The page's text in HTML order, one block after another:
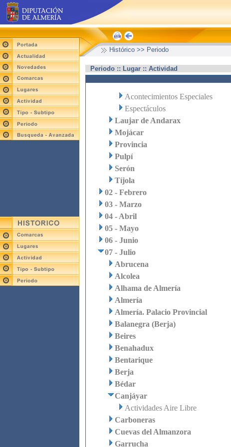
Histórico >> Periodo
Periodo :: Lugar :: Actividad
Acontecimientos Especiales
Espectáculos
Laujar de Andarax
Mojácar
Provincia
Pulpí
Serón
Tíjola
02 - Febrero
03 - Marzo
04 - Abril
05 - Mayo
06 - Junio
07 - Julio
Abrucena
Alcolea
Alhama de Almería
Almería
Almería. Palacio Provincial
Balanegra (Berja)
Beires
Benahadux
Bentarique
Berja
Bédar
Canjáyar
Actividades Aire Libre
Carboneras
Cuevas del Almanzora
Garrucha